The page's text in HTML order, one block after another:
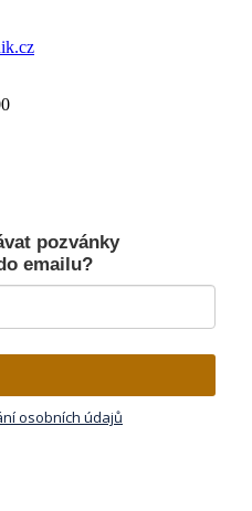
pozvánky
emailu?
osobních údajů